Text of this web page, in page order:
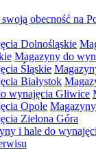
obecność na
Dolnośląskie
Magazyny do
Śląskie
Białystok
wynajęcia Gliwice
Opole
Zielona Góra
i hale do